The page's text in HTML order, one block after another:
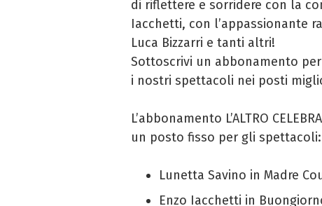
di riflettere e sorridere con la
Iacchetti, con l’appassionante
Luca Bizzarri e tanti altri!
Sottoscrivi un abbonamento
i nostri spettacoli nei posti
L’abbonamento L’ALTRO
un posto fisso per gli spettacoli:
Lunetta Savino in Madre
Enzo Iacchetti in